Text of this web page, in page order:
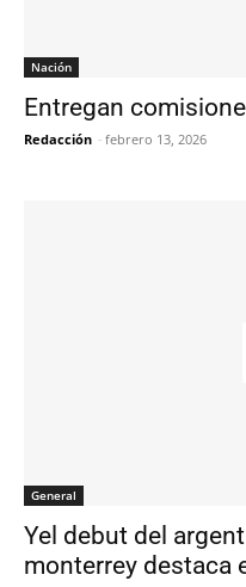
Nación
Entregan
Redacción - febrero 13, 2026
General
Yel debut del
monterrey destaca